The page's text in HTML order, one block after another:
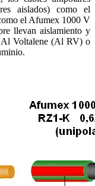
aislados) como el
el Afumex 1000 V
llevan aislamiento y
Al Voltalene (Al RV) o